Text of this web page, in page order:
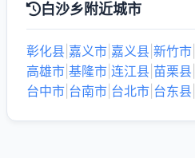
白沙乡附近城市
彰化县 嘉义市 嘉义县 新竹市
高雄市 基隆市 连江县 苗栗县
台中市 台南市 台北市 台东县